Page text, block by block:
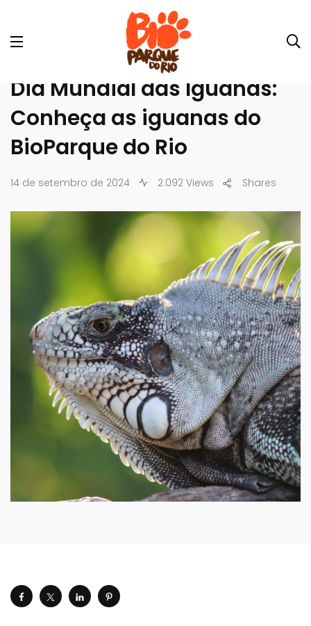
Dia Mundial das Iguanas:
Conheça as iguanas do
BioParque do Rio
14 de setembro de 2024 2.092 Views Shares